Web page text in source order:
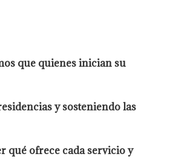
que quienes inician su
y sosteniendo las
qué ofrece cada servicio y